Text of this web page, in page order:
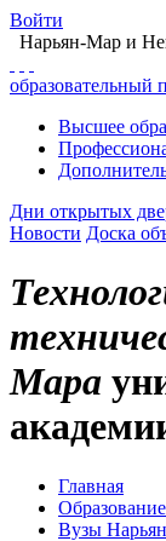
Войти
Нарьян-Мар и
образовательный
Высшее
Дни открытых
Новости Доска
Мара
Главная
Вузы